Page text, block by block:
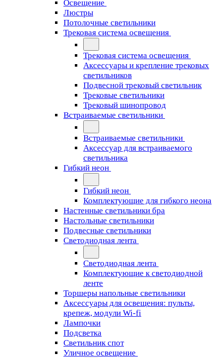
Освещение
Люстры
Потолочные светильники
Трековая система освещения
Трековая система освещения
Аксессуары и крепление трековых
светильников
Подвесной трековый светильник
Трековые светильники
Трековый шинопровод
Встраиваемые светильники
Встраиваемые светильники
Аксессуар для встраиваемого
светильника
Гибкий неон
Гибкий неон
Комплектующие для гибкого неона
Настенные светильники бра
Настольные светильники
Подвесные светильники
Светодиодная лента
Светодиодная лента
Комплектующие к светодиодной
ленте
Торшеры напольные светильники
Аксессуары для освещения: пульты,
крепеж, модули Wi-fi
Лампочки
Подсветка
Светильник спот
Уличное освещение